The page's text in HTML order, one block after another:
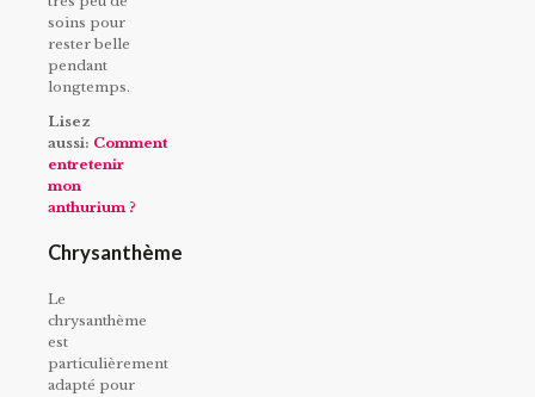
soins pour
rester belle
pendant
longtemps.
Lisez
aussi: Comment
entretenir
mon
anthurium ?
Chrysanthème
Le
chrysanthème
est
particulièrement
adapté pour